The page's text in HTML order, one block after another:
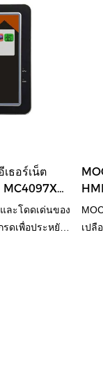
ลัก
ตล
ผ่า
ดำ
ต้อ
กา
คุณ
ธอร์เน็ต
ละโดดเด่นของ
รดเพื่อประหยัด
เปลื